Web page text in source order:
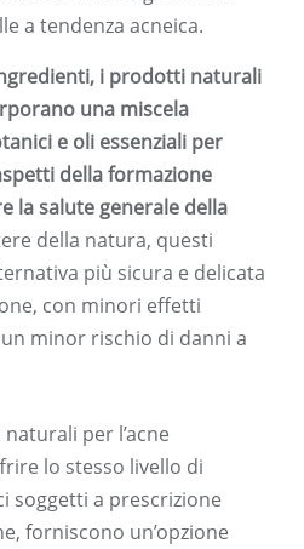
a tendenza acneica.
i prodotti naturali
una miscela
e oli essenziali per
della formazione
la salute generale della
della natura, questi
più sicura e delicata
con minori effetti
minor rischio di danni a
per l’acne
lo stesso livello di
soggetti a prescrizione
forniscono un’opzione